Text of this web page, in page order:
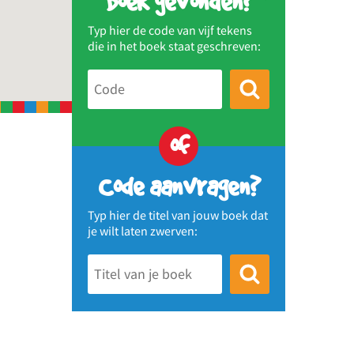
Typ hier de code van vijf tekens
die in het boek staat geschreven:
of
Code aanvragen?
Typ hier de titel van jouw boek dat
je wilt laten zwerven: